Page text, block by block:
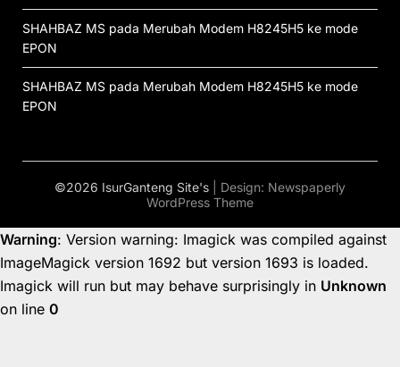
SHAHBAZ MS pada Merubah Modem H8245H5 ke mode
EPON
SHAHBAZ MS pada Merubah Modem H8245H5 ke mode
EPON
©2026 IsurGanteng Site's | Design: Newspaperly
WordPress Theme
Warning: Version warning: Imagick was compiled against
ImageMagick version 1692 but version 1693 is loaded.
Imagick will run but may behave surprisingly in Unknown
on line 0